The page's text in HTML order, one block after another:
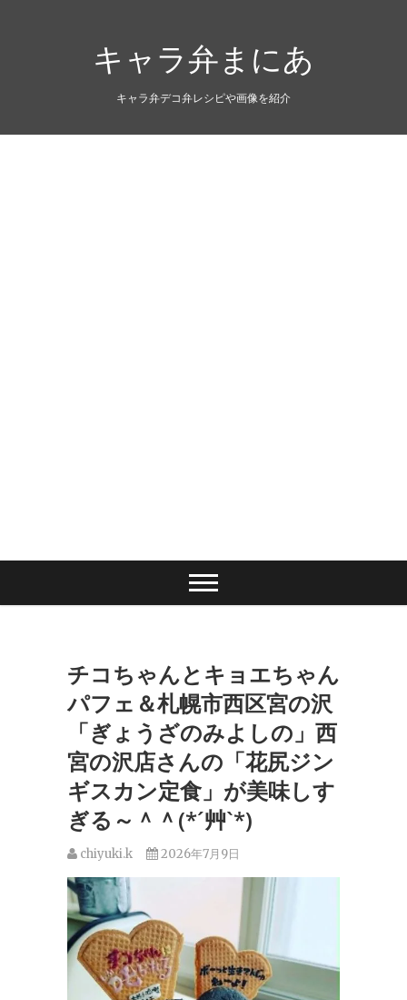
キャラ弁まにあ
キャラ弁デコ弁レシピや画像を紹介
チコちゃんとキョエちゃん
パフェ＆札幌市西区宮の沢
「ぎょうざのみよしの」西
宮の沢店さんの「花尻ジン
ギスカン定食」が美味しす
ぎる～＾＾(*´艸`*)
chiyuki.k 2026年7月9日